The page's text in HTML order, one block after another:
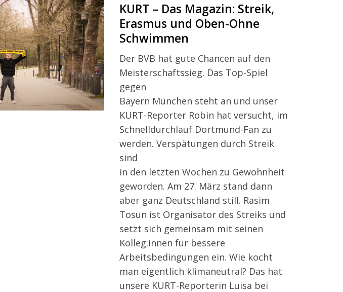
KURT – Das Magazin: Streik,
Erasmus und Oben-Ohne
Schwimmen
Der BVB hat gute Chancen auf den
Meisterschaftssieg. Das Top-Spiel
gegen
Bayern München steht an und unser
KURT-Reporter Robin hat versucht, im
Schnelldurchlauf Dortmund-Fan zu
werden. Verspätungen durch Streik
sind
in den letzten Wochen zu Gewohnheit
geworden. Am 27. März stand dann
aber ganz Deutschland still. Rasim
Tosun ist Organisator des Streiks und
setzt sich gemeinsam mit seinen
Kolleg:innen für bessere
Arbeitsbedingungen ein. Wie kocht
man eigentlich klimaneutral? Das hat
unsere KURT-Reporterin Luisa bei